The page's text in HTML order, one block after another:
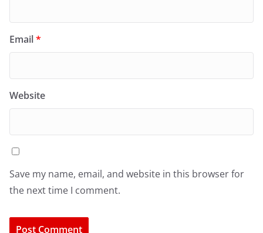
Email*
Website
Save my name, email, and website in this browser for
the next time I comment.